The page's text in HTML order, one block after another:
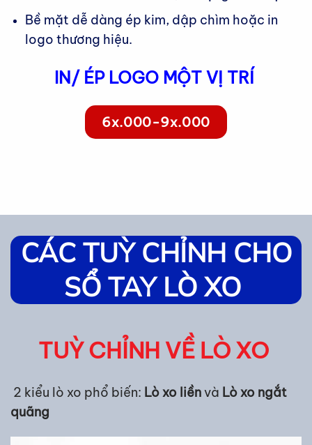
Bề mặt dễ dàng ép kim, dập chìm hoặc in
logo thương hiệu.
IN/ ÉP LOGO MỘT VỊ TRÍ
6x.000-9x.000
CÁC TUỲ CHỈNH CHO
SỔ TAY LÒ XO
TUỲ CHỈNH VỀ LÒ XO
2 kiểu lò xo phổ biến: Lò xo liềnvà Lò xo ngắt
quãng